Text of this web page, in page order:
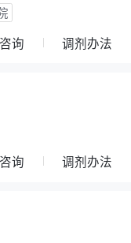
询 调剂办法
询 调剂办法